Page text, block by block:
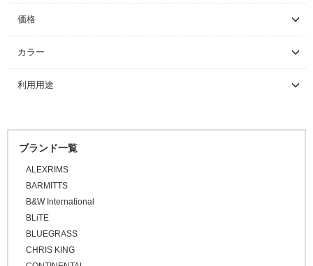
パニアバッグ
その他バッグ
ハードケース
フェンダー
キャリア
ワークスタンド/ディスプレイスタンド
ワークスタンド
関連アイテム
サイクルトレーナー
関連アイテム
ケミカル
工具
プロテクター
ライト/サイクルコンピューター
グラベルバイク/シクロクロス
トライアスロン/タイムトライアル
マウンテンバイク/BMX
シューズアクセサリー
レインウェア
サイクルウェア（ウィメンズ）
グローブ/ソックス
ソックス
アームカバー
ハンドルカバー
キャップ/ビーニー
DEITY
DMR BIKES
REFORM
価格
～ \5,000
\5,001 ～ 10,000
\10,001 ～ 20,000
\30,001 ～ 50,000
\50,001 ～
カラー
ブラック
オレンジ
レッド
パープル
グリーン
利用用途
マウンテンバイク
BMX
FAT BIKE
グラベルバイク
小径/折りたたみ自転車
タイムトライアル / トライアスロン
ブランド一覧
ALEXRIMS
BARMITTS
B&W International
BLiTE
BLUEGRASS
CHRIS KING